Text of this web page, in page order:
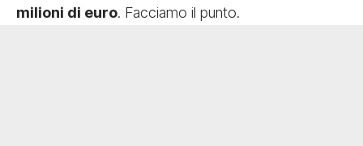
milioni di euro. Facciamo il punto.